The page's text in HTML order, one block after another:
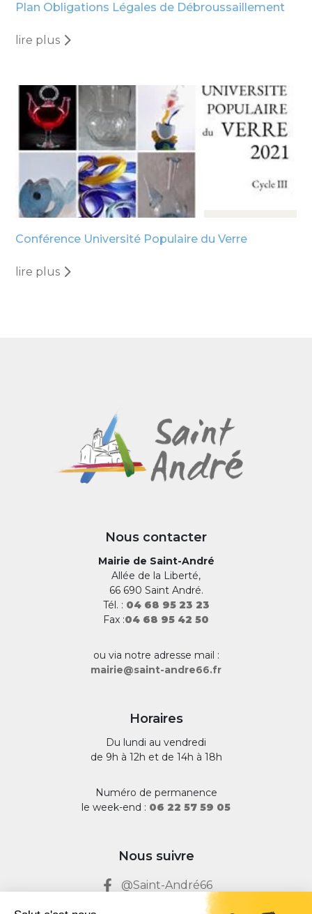
Plan Obligations Légales de Débroussaillement
lire plus
Conférence Université Populaire du Verre
lire plus
Nous contacter
Mairie de Saint-André
Allée de la Liberté,
66 690 Saint André.
Tél. : 04 68 95 23 23
Fax :04 68 95 42 50
ou via notre adresse mail :
mairie@saint-andre66.fr
Horaires
Du lundi au vendredi
de 9h à 12h et de 14h à 18h
Numéro de permanence
le week-end : 06 22 57 59 05
Nous suivre
@Saint-André66